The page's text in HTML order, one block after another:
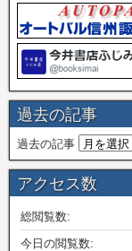
過去の記事
過去の記事
アクセス数
総閲覧数:
今日の閲覧数: